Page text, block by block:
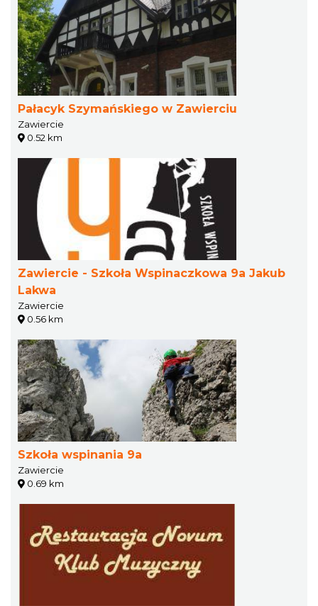
Pałacyk Szymańskiego w Zawierciu
Zawiercie
0.52 km
Zawiercie - Szkoła Wspinaczkowa 9a Jakub
Lakwa
Zawiercie
0.56 km
Szkoła wspinania 9a
Zawiercie
0.69 km